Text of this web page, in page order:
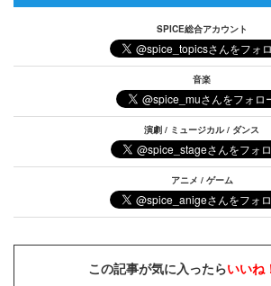
SPICE総合アカウント
音楽
演劇 / ミュージカル / ダンス
アニメ / ゲーム
この記事が気に入ったらいいね